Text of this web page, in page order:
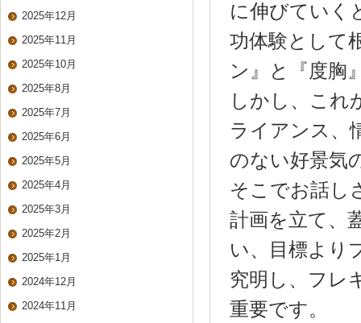
に伸びていく
功体験として
ン』と『度胸
しかし、これ
ライアンス、
のない好景気
そこでお話し
計画を立て、
い、目標より
究明し、フレ
重要です。
2025年12月
2025年11月
2025年10月
2025年8月
2025年7月
2025年6月
2025年5月
2025年4月
2025年3月
2025年2月
2025年1月
2024年12月
2024年11月